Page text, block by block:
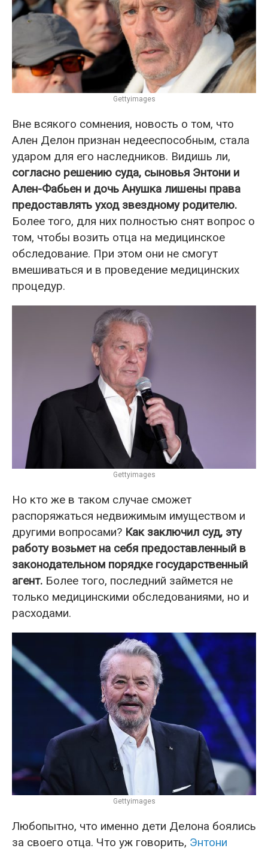
Gettyimages
Вне всякого сомнения, новость о том, что
Ален Делон признан недееспособным, стала
ударом для его наследников. Видишь ли,
согласно решению суда, сыновья Энтони и
Ален-Фабьен и дочь Анушка лишены права
предоставлять уход звездному родителю.
Более того, для них полностью снят вопрос о
том, чтобы возить отца на медицинское
обследование. При этом они не смогут
вмешиваться и в проведение медицинских
процедур.
Gettyimages
Но кто же в таком случае сможет
распоряжаться недвижимым имуществом и
другими вопросами? Как заключил суд, эту
работу возьмет на себя предоставленный в
законодательном порядке государственный
агент. Более того, последний займется не
только медицинскими обследованиями, но и
расходами.
Gettyimages
Любопытно, что именно дети Делона боялись
за своего отца. Что уж говорить, Энтони